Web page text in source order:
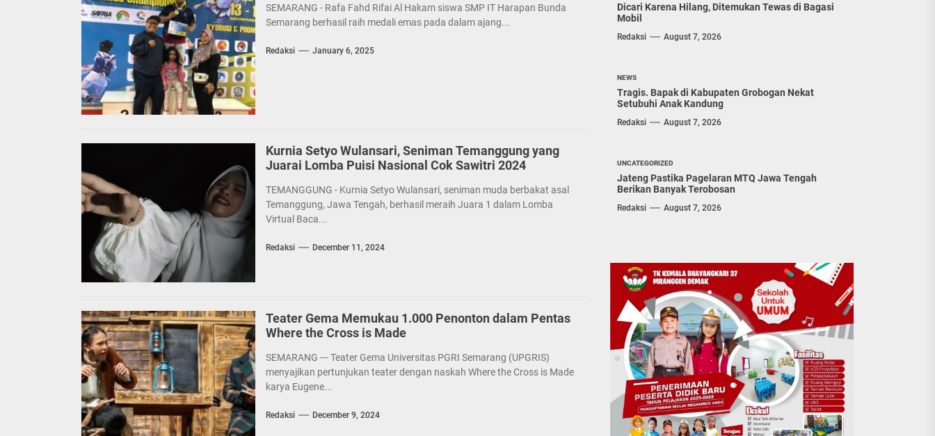
SEMARANG - Rafa Fahd Rifai Al Hakam siswa SMP IT Harapan Bunda
Semarang berhasil raih medali emas pada dalam ajang...
Redaksi January 6, 2025
Kurnia Setyo Wulansari, Seniman Temanggung yang
Juarai Lomba Puisi Nasional Cok Sawitri 2024
TEMANGGUNG - Kurnia Setyo Wulansari, seniman muda berbakat asal
Temanggung, Jawa Tengah, berhasil meraih Juara 1 dalam Lomba
Virtual Baca...
Redaksi December 11, 2024
Teater Gema Memukau 1.000 Penonton dalam Pentas
Where the Cross is Made
SEMARANG --- Teater Gema Universitas PGRI Semarang (UPGRIS)
menyajikan pertunjukan teater dengan naskah Where the Cross is Made
karya Eugene...
Redaksi December 9, 2024
Dicari Karena Hilang, Ditemukan Tewas di Bagasi
Mobil
Redaksi August 7, 2026
NEWS
Tragis. Bapak di Kabupaten Grobogan Nekat
Setubuhi Anak Kandung
Redaksi August 7, 2026
UNCATEGORIZED
Jateng Pastika Pagelaran MTQ Jawa Tengah
Berikan Banyak Terobosan
Redaksi August 7, 2026